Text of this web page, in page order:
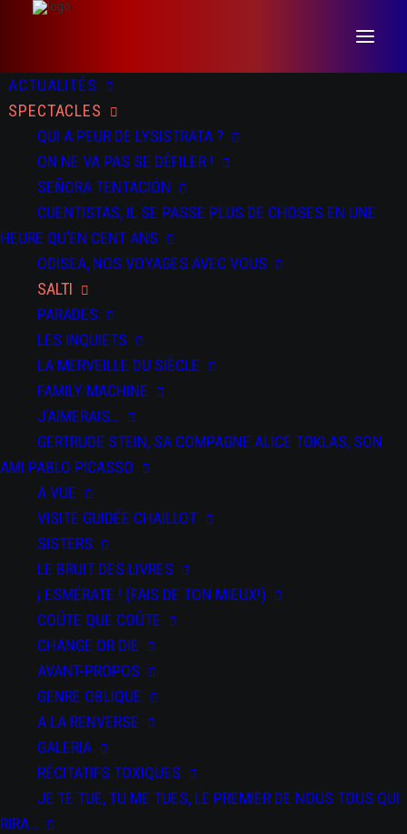
ACTUALITÉS
SPECTACLES
QUI A PEUR DE LYSISTRATA ?
ON NE VA PAS SE DÉFILER !
SEÑORA TENTACIÓN
CUENTISTAS, IL SE PASSE PLUS DE CHOSES EN UNE
HEURE QU’EN CENT ANS
ODISEA, NOS VOYAGES AVEC VOUS
SALTI
PARADES
LES INQUIETS
LA MERVEILLE DU SIÈCLE
FAMILY MACHINE
J’AIMERAIS…
GERTRUDE STEIN, SA COMPAGNE ALICE TOKLAS, SON
AMI PABLO PICASSO
A VUE
VISITE GUIDÉE CHAILLOT
SISTERS
LE BRUIT DES LIVRES
¡ ESMÉRATE ! (FAIS DE TON MIEUX!)
COÛTE QUE COÛTE
CHANGE OR DIE
AVANT-PROPOS
GENRE OBLIQUE
A LA RENVERSE
GALERIA
RÉCITATIFS TOXIQUES
JE TE TUE, TU ME TUES, LE PREMIER DE NOUS TOUS QUI
RIRA…
DATES DOSSIER PRESSE TEASER
DU 13 AU 14 NOV 2025
Rencontres Chorégraphiques Internationales de Seine Saint-
Denis à Bondy et Pantin
DU 19 AU 22 NOV 2025
La Machinerie - Vénissieux
DU 07 JAN 2026AU 09 FÉV 2026
La Filature, Scène Nationale - Mulhouse
Festival Kidanse - L'Échangeur CDCN de Château-Thierry
DU 02 AU 03 AVR 2026
DU 09 AU 11 AVR 2026
Auditorium Jean-Pierre Miquel - Ville de Vincennes
DU 12 AU 13 AVR 2026
Centre des Bords de Marne - Le Perreux-sur-Marne